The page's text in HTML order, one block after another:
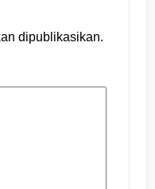
dipublikasikan.